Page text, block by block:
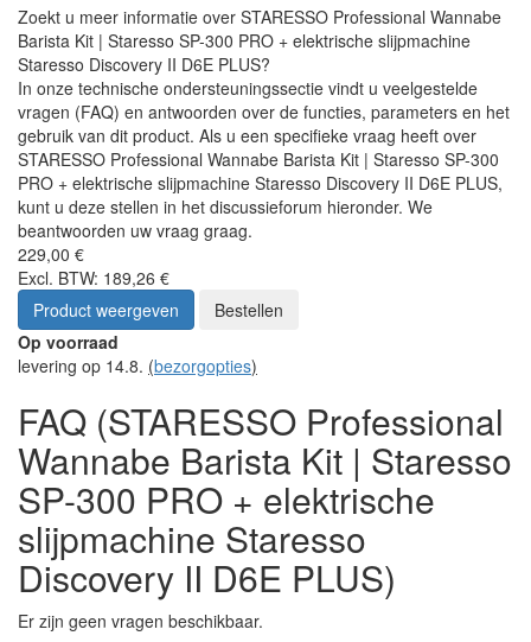
Zoekt u meer informatie over STARESSO Professional Wannabe
Barista Kit | Staresso SP-300 PRO + elektrische slijpmachine
Staresso Discovery II D6E PLUS?
In onze technische ondersteuningssectie vindt u veelgestelde
vragen (FAQ) en antwoorden over de functies, parameters en het
gebruik van dit product. Als u een specifieke vraag heeft over
STARESSO Professional Wannabe Barista Kit | Staresso SP-300
PRO + elektrische slijpmachine Staresso Discovery II D6E PLUS,
kunt u deze stellen in het discussieforum hieronder. We
beantwoorden uw vraag graag.
229,00 €
Excl. BTW: 189,26 €
Product weergeven
Bestellen
Op voorraad
levering op 14.8. (bezorgopties)
FAQ (STARESSO Professional
Wannabe Barista Kit | Staresso
SP-300 PRO + elektrische
slijpmachine Staresso
Discovery II D6E PLUS)
Er zijn geen vragen beschikbaar.